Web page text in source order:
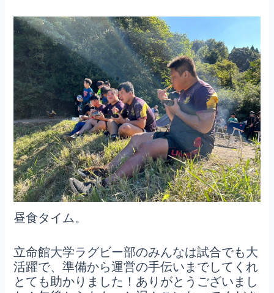
昼食タイム。
立命館大学ラグビー部のみんなは試合でも大
活躍で、準備から運営の手伝いまでしてくれ
とても助かりました！ありがとうございまし